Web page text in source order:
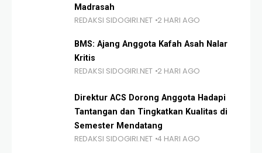
Madrasah
REDAKSI SIDOGIRI.NET 2 HARI AGO
BMS: Ajang Anggota Kafah Asah Nalar
Kritis
REDAKSI SIDOGIRI.NET 2 HARI AGO
Direktur ACS Dorong Anggota Hadapi
Tantangan dan Tingkatkan Kualitas di
Semester Mendatang
REDAKSI SIDOGIRI.NET 4 HARI AGO